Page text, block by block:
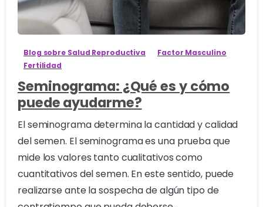
Blog sobre Salud Reproductiva
Factor Masculino
Fertilidad
Seminograma: ¿Qué es y cómo
puede ayudarme?
El seminograma determina la cantidad y calidad
del semen. El seminograma es una prueba que
mide los valores tanto cualitativos como
cuantitativos del semen. En este sentido, puede
realizarse ante la sospecha de algún tipo de